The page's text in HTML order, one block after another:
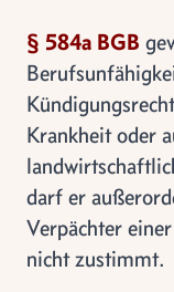
§ 584a BGB
Krankheit oder
darf er
Verpächter
nicht zustimmt.